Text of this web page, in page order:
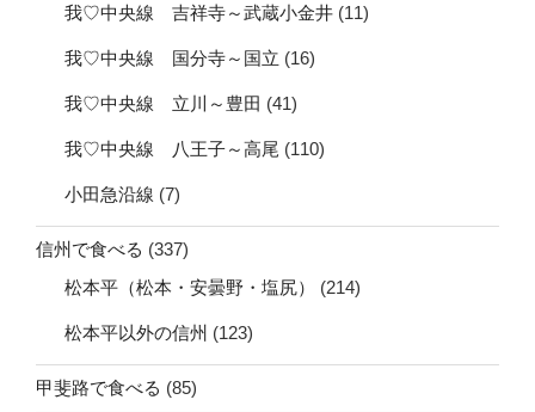
我♡中央線 吉祥寺～武蔵小金井 (11)
我♡中央線 国分寺～国立 (16)
我♡中央線 立川～豊田 (41)
我♡中央線 八王子～高尾 (110)
小田急沿線 (7)
信州で食べる (337)
松本平（松本・安曇野・塩尻）
(214)
松本平以外の信州 (123)
甲斐路で食べる (85)